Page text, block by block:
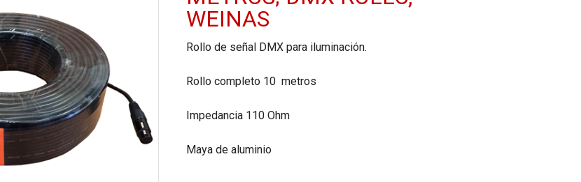
WEINAS
Rollo de señal DMX para iluminación.
Rollo completo 10 metros
Impedancia 110 Ohm
Maya de aluminio